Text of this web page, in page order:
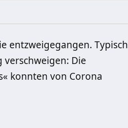
entzweigegangen. Typisch
verschweigen: Die
konnten von Corona